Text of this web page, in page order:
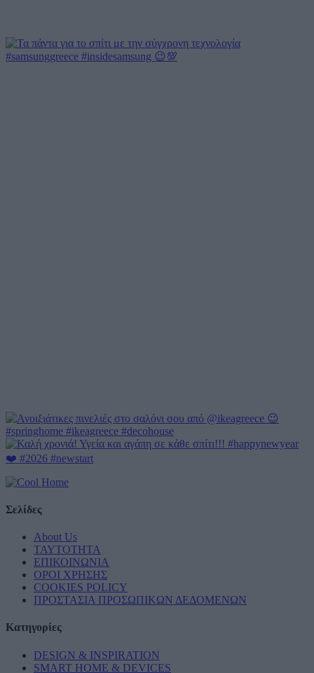
Σελίδες
About Us
ΤΑΥΤΟΤΗΤΑ
ΕΠΙΚΟΙΝΩΝΙΑ
ΟΡΟΙ ΧΡΗΣΗΣ
COOKIES POLICY
ΠΡΟΣΤΑΣΙΑ ΠΡΟΣΩΠΙΚΩΝ ΔΕΔΟΜΕΝΩΝ
Κατηγορίες
DESIGN & INSPIRATION
SMART HOME & DEVICES